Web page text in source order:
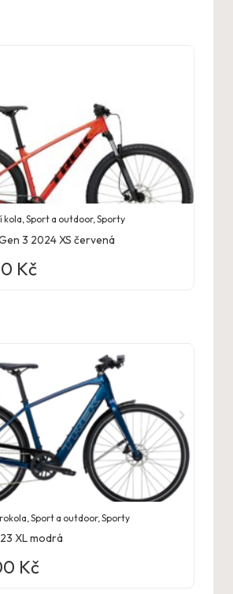
kola,Sport a outdoor,Sporty
3 2024 XS červená
Kč
,Sport a outdoor,Sporty
XL modrá
Kč